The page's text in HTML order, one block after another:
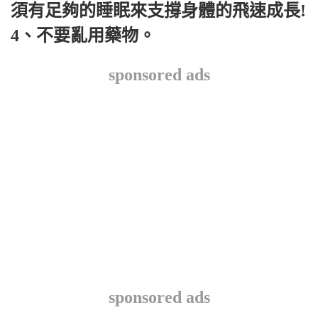
須有足夠的睡眠來支撐身體的飛速成長!
4、不要亂用藥物。
sponsored ads
sponsored ads